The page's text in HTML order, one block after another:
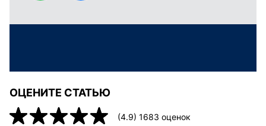
ОЦЕНИТЕ СТАТЬЮ
(4.9) 1683 оценок